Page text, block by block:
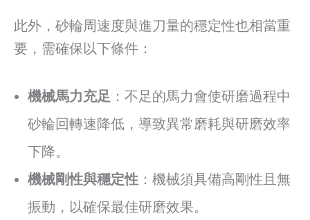
此外，砂輪周速度與進刀量的穩定性也相當重
要，需確保以下條件：
機械馬力充足 ：不足的馬力會使研磨過程中
砂輪回轉速降低，導致異常磨耗與研磨效率
下降。
機械剛性與穩定性 ：機械須具備高剛性且無
振動，以確保最佳研磨效果。